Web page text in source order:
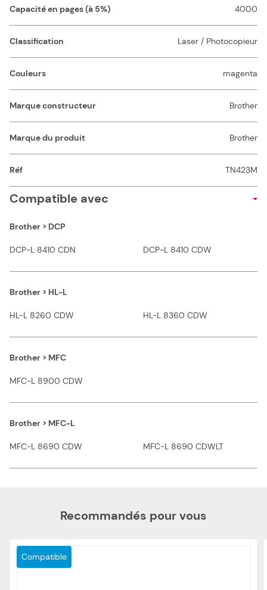
Capacité en pages (à 5%) 4000
Classification Laser / Photocopieur
Couleurs magenta
Marque constructeur Brother
Marque du produit Brother
Réf TN423M
Compatible avec
Brother > DCP
DCP-L 8410 CDN DCP-L 8410 CDW
Brother > HL-L
HL-L 8260 CDW HL-L 8360 CDW
Brother > MFC
MFC-L 8900 CDW
Brother > MFC-L
MFC-L 8690 CDW MFC-L 8690 CDWLT
Recommandés pour vous
Compatible